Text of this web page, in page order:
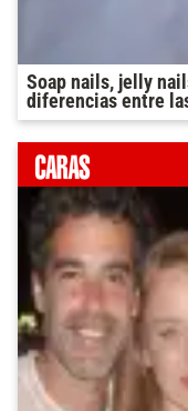
Soap nails, jelly
diferencias entre